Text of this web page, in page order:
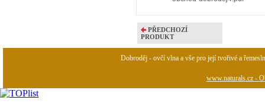
PŘEDCHOZÍ
PRODUKT
Dobroděj - ovčí vlna a vše pro její tvořivé a
www.naturals.cz -